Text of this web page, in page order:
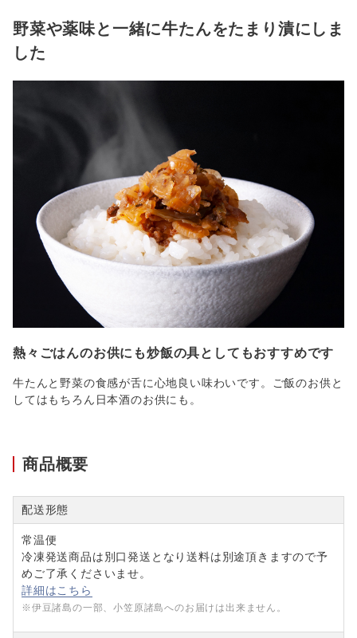
野菜や薬味と一緒に牛たんをたまり漬にしま
した
熱々ごはんのお供にも炒飯の具としてもおすすめです
牛たんと野菜の食感が舌に心地良い味わいです。ご飯のお供と
してはもちろん日本酒のお供にも。
商品概要
配送形態
常温便
冷凍発送商品は別口発送となり送料は別途頂きますので予
めご了承くださいませ。
詳細はこちら
※伊豆諸島の一部、小笠原諸島へのお届けは出来ません。